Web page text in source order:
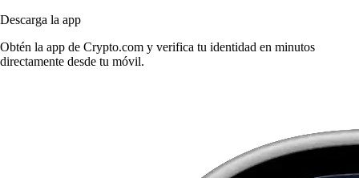
Descarga la app
Obtén la app de Crypto.com y verifica tu identidad en minutos
directamente desde tu móvil.